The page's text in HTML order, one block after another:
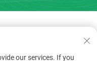
Instrument Co.,
our services. If you